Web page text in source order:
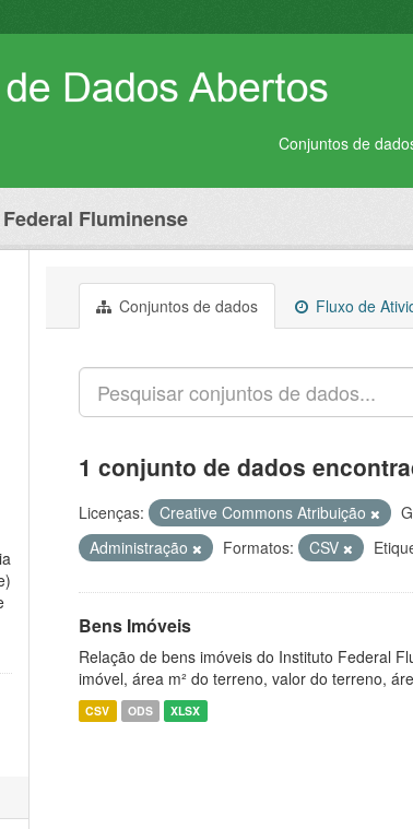
Conjuntos de
Fluminense
Conjuntos de dados Fluxo de
1 conjunto de dados
Licenças: Creative Commons Atribuição
Administração
Formatos: CSV
Bens Imóveis
Relação de bens imóveis do Instituto Federal
imóvel, área m² do terreno, valor do terreno,
CSV ODS XLSX